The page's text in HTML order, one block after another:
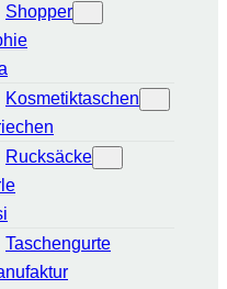
Shopper
Kosmetiktaschen
Rucksäcke
Taschengurte